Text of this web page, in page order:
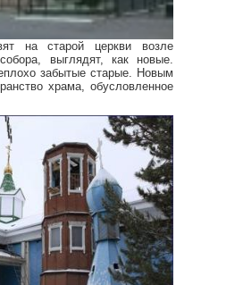
на старой церкви возле
выглядят, как новые.
забытые старые. Новым
храма, обусловленное